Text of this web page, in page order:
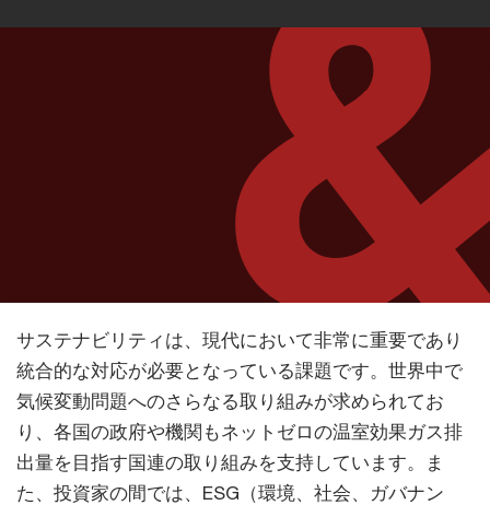
サステナビリティは、現代において非常に重要であり
統合的な対応が必要となっている課題です。世界中で
気候変動問題へのさらなる取り組みが求められてお
り、各国の政府や機関もネットゼロの温室効果ガス排
出量を目指す国連の取り組みを支持しています。ま
た、投資家の間では、ESG（環境、社会、ガバナン